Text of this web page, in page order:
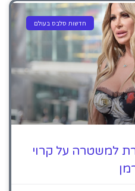
חדשות סלבס בעולם
למשטרה על קרוי